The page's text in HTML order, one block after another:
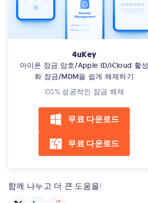
4uKey
아이폰 잠금 암호/Apple ID/iCloud 활성
화 잠금/MDM을 쉽게 해제하기
100% 성공적인 잠금 해제
무료 다운로드
무료 다운로드
함께 나누고 더 큰 도움을!